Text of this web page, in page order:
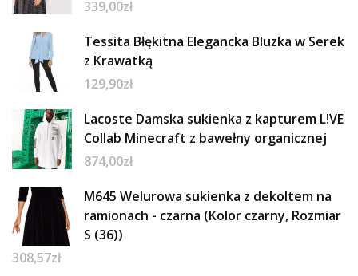
339,00zł
Tessita Błękitna Elegancka Bluzka w Serek
z Krawatką
129,90zł
Lacoste Damska sukienka z kapturem L!VE
Collab Minecraft z bawełny organicznej
874,00zł
M645 Welurowa sukienka z dekoltem na
ramionach - czarna (Kolor czarny, Rozmiar
S (36))
308,57zł